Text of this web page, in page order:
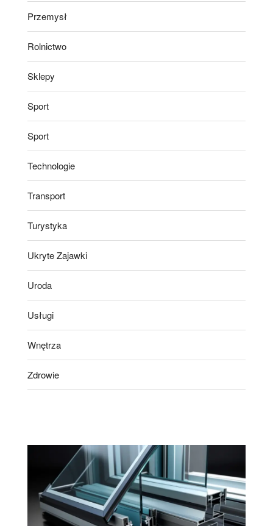
Przemysł
Rolnictwo
Sklepy
Sport
Sport
Technologie
Transport
Turystyka
Ukryte Zajawki
Uroda
Usługi
Wnętrza
Zdrowie